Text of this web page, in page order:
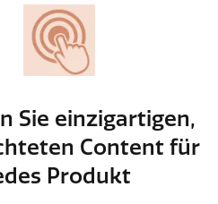
Sie einzigartigen,
Content für
Produkt